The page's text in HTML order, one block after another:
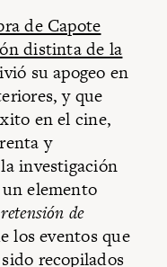
de Capote
distinta de la
su apogeo en
y que
en el cine,
y
investigación
elemento
de
los eventos que
recopilados